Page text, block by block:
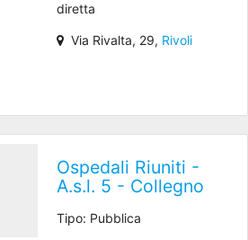
diretta
Via Rivalta, 29, Rivoli
Ospedali Riuniti -
A.s.l. 5 - Collegno
Tipo: Pubblica